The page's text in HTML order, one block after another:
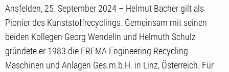
Ansfelden, 25. September 2024 – Helmut Bacher gilt als
Pionier des Kunststoffrecyclings. Gemeinsam mit seinen
beiden Kollegen Georg Wendelin und Helmuth Schulz
gründete er 1983 die EREMA Engineering Recycling
Maschinen und Anlagen Ges.m.b.H. in Linz, Österreich. Für